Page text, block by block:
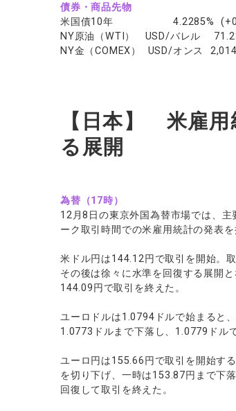
債券・商品先物
米国債10年 4.2285%
NY原油（WTI） USD/バレル
NY金（COMEX） USD/オンス
【日本】 米雇
る展開
為替（17時）
12月8日の東京外国為替市場では、
ーク取引時間での米雇用統計の発表
米ドル円は144.12円で取引を開始。
その後は徐々に水準を回復する展開
144.09円で取引を終えた。
ユーロドルは1.0794ドルで始まると
1.0773ドルまで下落し、1.0779ドル
ユーロ円は155.66円で取引を開始す
を切り下げ、一時は153.87円まで下
回復して取引を終えた。